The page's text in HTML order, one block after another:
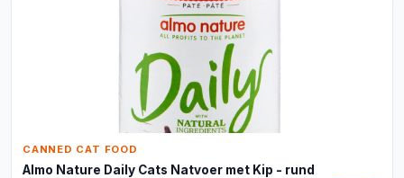
CANNED CAT FOOD
Almo Nature Daily Cats Natvoer met Kip - rund